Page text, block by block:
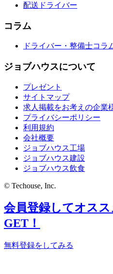
配送ドライバー
コラム
ドライバー・整備士コラ
ジョブハウスについて
プレゼント
サイトマップ
求人掲載をお考えの企業
プライバシーポリシー
利用規約
会社概要
ジョブハウス工場
ジョブハウス建設
ジョブハウス飲食
© Techouse, Inc.
会員登録してオス
GET！
無料登録をしてみる